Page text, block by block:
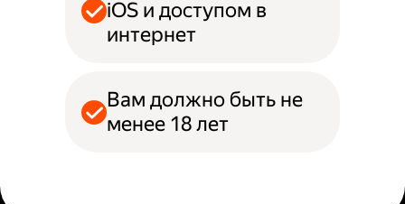
iOS и доступом в
интернет
Вам должно быть не
менее 18 лет